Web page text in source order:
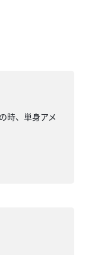
時、単身アメ